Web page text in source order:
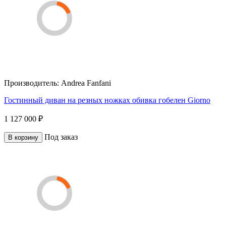
Производитель: Andrea Fanfani
Гостинный диван на резных ножках обивка гобелен Giorno
1 127 000 ₽
В корзину Под заказ